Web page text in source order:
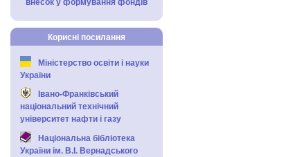
Корисні посилання
Міністерство освіти і науки
України
Івано-Франківський
національний технічний
університет нафти і газу
Національна бібліотека
України ім. В.І. Вернадського